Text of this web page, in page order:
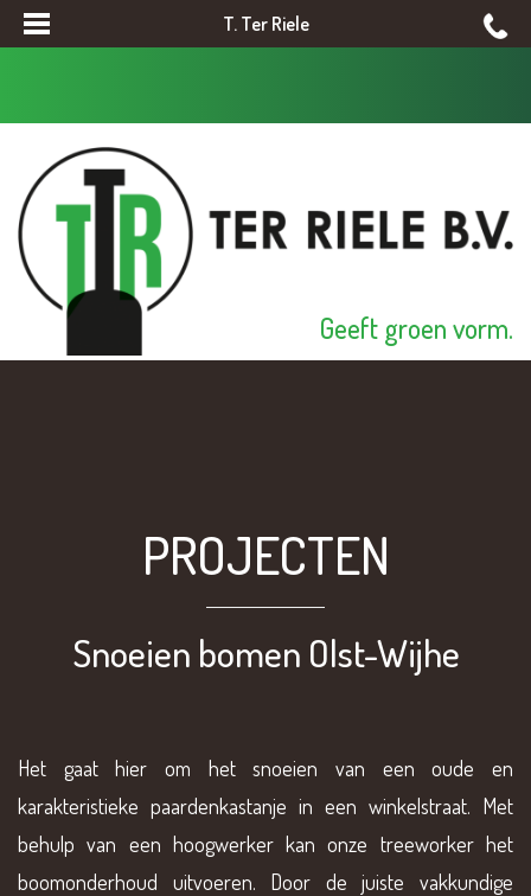
T. Ter Riele
Geeft groen vorm.
PROJECTEN
Snoeien bomen Olst-Wijhe
Het gaat hier om het snoeien van een oude en
karakteristieke paardenkastanje in een winkelstraat. Met
behulp van een hoogwerker kan onze treeworker het
boomonderhoud uitvoeren. Door de juiste vakkundige